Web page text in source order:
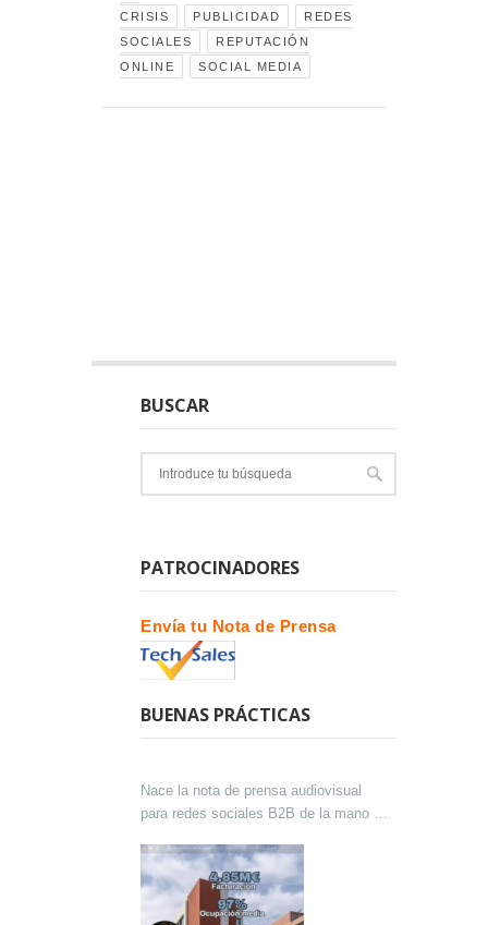
CRISIS
PUBLICIDAD
REDES
SOCIALES
REPUTACIÓN
ONLINE
SOCIAL MEDIA
BUSCAR
PATROCINADORES
Envía tu Nota de Prensa
BUENAS PRÁCTICAS
Nace la nota de prensa audiovisual
para redes sociales B2B de la mano de